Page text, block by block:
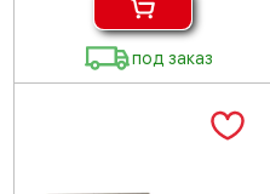
под заказ